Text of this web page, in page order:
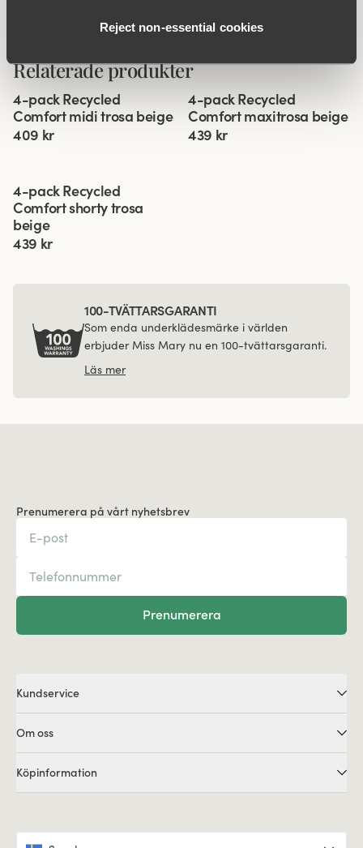
Reject non‑essential cookies
Artikel Nummer: 48
Relaterade produkter
4-pack Recycled
Comfort midi trosa beige
409 kr
4-pack Recycled
Comfort maxitrosa beige
439 kr
4-pack Recycled
Comfort shorty trosa
beige
439 kr
100-TVÄTTARSGARANTI
Som enda underklädesmärke i världen
erbjuder Miss Mary nu en 100-tvättarsgaranti.
Läs mer
Prenumerera på vårt nyhetsbrev
Prenumerera
Kundservice
Om oss
Köpinformation